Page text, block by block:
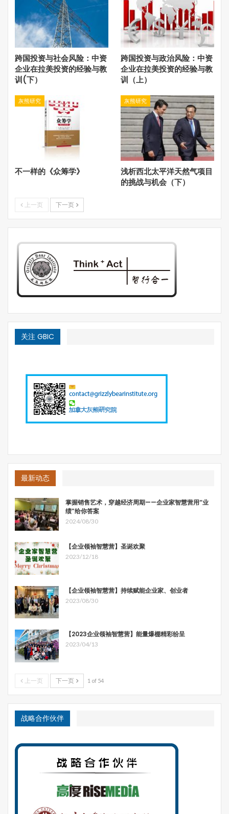
易市场的经济体量将比想象中还要大。
碳市场带来哪些机遇和挑战？
从全球和长远发展来看，气候协议的影响主要集中在碳排放
权交易和能源领域。《巴黎协定》的讨论、签署与批准过
程，已经向各个碳市场传递显著的信号，未来碳市场的建
设，覆盖范围会更广，市场规模更大，参与主体更多，交易
来巨大的商机和改变，都将迎来新的机遇和挑战。
旧的化石燃料时代将被终结，将有更多的资本转向节能技术
改造、清洁能源、可再生能源、碳捕获、碳储存等碳减排相
关领域进行长期投资，更多的企业和个人致力于新能源技术
的投资与开发，成为碳市场上出售减排额度并获取巨大收益
的卖方。这也意味着传统能源行业的变革将加快，石油、煤
炭等领域将面临更多的环境成本和管治，并且伴随高碳能源
补贴的取消和资本撤离，中国传统发电企业的行业垄断和价
格补贴格局势将打破。对化石燃料消耗过于依赖的企业将面
军。
拥有优质碳资产（碳配额和可用于配额抵消的CER、
CCER）的公司或企业可以直接通过碳交易兑现获利，而拥
有绿色生产、绿色交通、绿色建筑技术的公司与个人可以通
排项目开发增加盈利，拥有先进能效管理方案、信息化管理
技术的企业可以通过对高排放企业提供技术更新改造与信息
随着碳排放权作为商品的属性不断加强，以及碳市场的愈发
成熟，越来越多的投资银行、对冲基金、私募基金以及证券
公司等金融机构看中了碳市场的商业机会。碳市场将吸引期
权、期货、远期等衍生产品加入，刺激碳金融、碳咨询、碳
资、碳交易中介、碳数据盘查与审核、碳项目咨询、碳信息
化服务与管理、碳市场法律服务、碳管理证书培训等。
业发展机会。碳市场建设方、各参与方急需建立培养人才的
长效机制，加快储备专业人才队伍，为参与碳市场建设运行
和持续健康发展提供坚实的人才保障。从国内市场角度来
看，不论是节能技术评估、能源消耗审计、更新技术改造、
新能源技术开发，或是工业、交通、建筑等产业转型或升
级，还是围绕着碳资产管理整个产业链的布局，乃至政府机
抢占先机。而从全球碳市场角度来看，掌握最先进专业技
术、精通多种语言交流、通晓国际规则、具有国际视野、具
备参与国际事务能力与全球化竞争优势的国际化人才，才会
立于不败之地。
对于有志于进入碳交易市场从业的个人而言，根据不同的方
向，需要补充的专业知识包括但不限于：与气候政策有关的
背景知识如《巴黎协定》、联合国气候评估报告等；与碳交
易原理和碳市场机制有关的基础知识；与能源有关的专业知
学、森林管理、遥感技术、碳计量等；与碳咨询有关的专业
知识如经济管理、统计学、供应链管理等，与碳资产管理信
能化分析等；与碳金融有关的金融学专业知识如碳期货、碳
融资、碳债券、碳保险等。
美国未来研究院（Institute of the Future）的发起人罗伊·
阿玛拉（Roy Amara）曾经就技术革新提出过一个阿马拉法
跨国投资与社会风险：中资
企业在拉美投资的经验与教
训(下）
跨国投资与政治风险：中资
企业在拉美投资的经验与教
训（上）
灰熊研究
不一样的《众筹学》
灰熊研究
浅析西北太平洋天然气项目
的挑战与机会（下）
上一页 下一页
关注 GBIC
最新动态
掌握销售艺术，穿越经济周期——企业家智慧营用“业
绩”给你答案
2024/08/30
【企业领袖智慧营】圣诞欢聚
2023/12/18
【企业领袖智慧营】持续赋能企业家、创业者
2023/08/30
【2023企业领袖智慧营】能量爆棚精彩纷呈
2023/04/13
上一页 下一页 1 of 54
战略合作伙伴